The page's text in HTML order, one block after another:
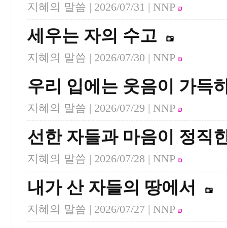
지혜의 말씀 | 2026/07/31 | NNP
세우는 자의 수고
지혜의 말씀 | 2026/07/30 | NNP
우리 입에는 웃음이 가득
지혜의 말씀 | 2026/07/29 | NNP
선한 자들과 마음이 정직
지혜의 말씀 | 2026/07/28 | NNP
내가 산 자들의 땅에서
지혜의 말씀 | 2026/07/27 | NNP